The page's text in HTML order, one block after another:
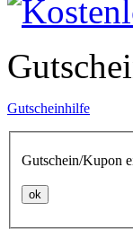
Gutscheinhilfe
Gutschein/Kupon
ok